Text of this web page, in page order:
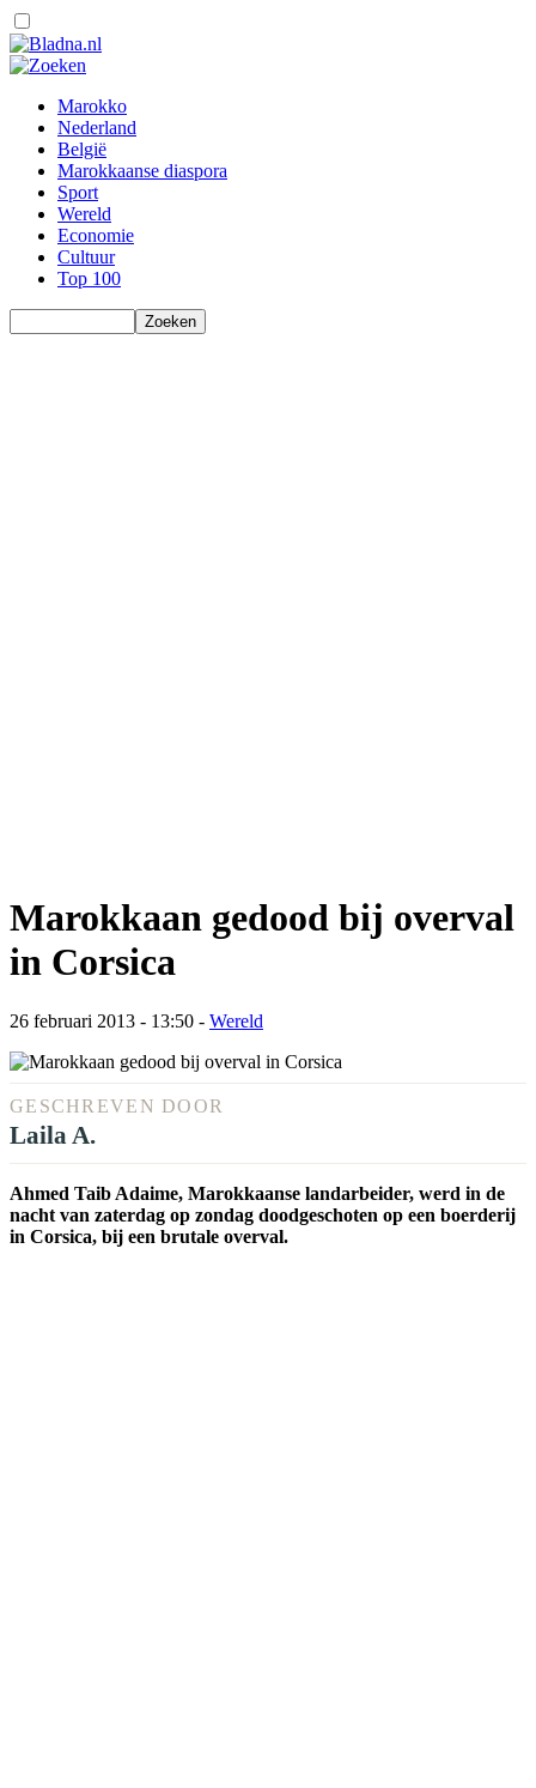
Marokko
Nederland
België
Marokkaanse diaspora
Sport
Wereld
Economie
Cultuur
Top 100
Marokkaan gedood bij overval
in Corsica
26 februari 2013 - 13:50 - Wereld
GESCHREVEN DOOR
Laila A.
Ahmed Taib Adaime, Marokkaanse landarbeider, werd in de
nacht van zaterdag op zondag doodgeschoten op een boerderij
in Corsica, bij een brutale overval.